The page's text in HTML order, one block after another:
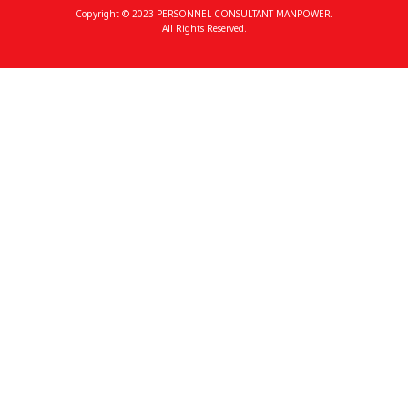
Copyright © 2023 PERSONNEL CONSULTANT MANPOWER.
All Rights Reserved.